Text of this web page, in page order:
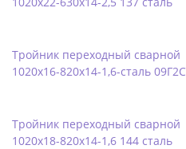
Тройник переходный сварной
1020х16-820х14-1,6-сталь 09Г2С
Тройник переходный сварной
1020х18-820х14-1,6 144 сталь